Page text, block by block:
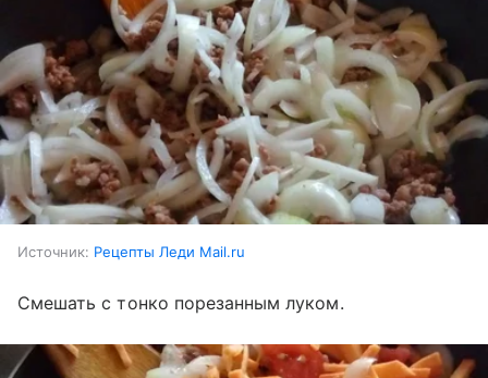
Источник: Рецепты Леди Mail.ru
Смешать с тонко порезанным луком.